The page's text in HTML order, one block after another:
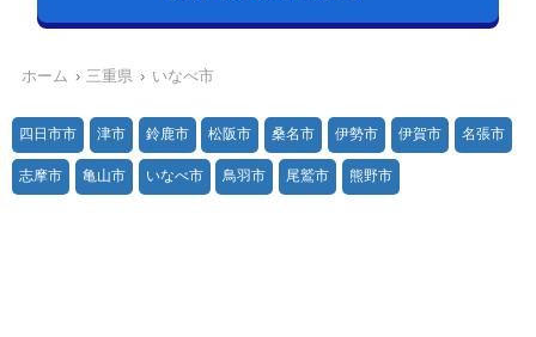
ホーム 三重県 いなべ市
四日市市 津市 鈴鹿市 松阪市 桑名市 伊勢市 伊賀市 名張市
志摩市 亀山市 いなべ市 鳥羽市 尾鷲市 熊野市